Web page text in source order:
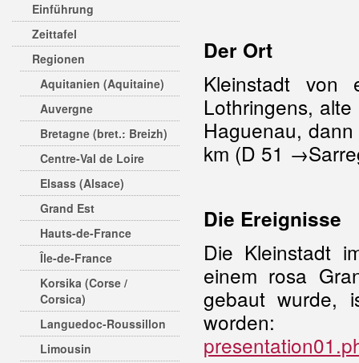
Einführung
Zeittafel
Regionen
Aquitanien (Aquitaine)
Auvergne
Bretagne (bret.: Breizh)
Centre-Val de Loire
Elsass (Alsace)
Grand Est
Hauts-de-France
Île-de-France
Korsika (Corse /
Corsica)
Languedoc-Roussillon
Limousin
Der Ort
Kleinstadt von
Lothringens,
Haguenau,
km (D 51
Die Ereignisse
Die Kleinstadt
einem rosa
gebaut wurde,